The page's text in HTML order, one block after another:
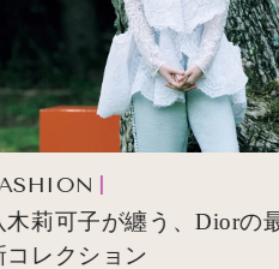
莉可子が纏う、Diorの最
レクション